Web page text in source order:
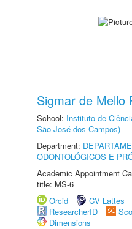
Sigmar de Mello
School: Instituto de
São José dos Campos)
Department:
ODONTOLÓGICOS E
Academic Appointment
title: MS-6
Orcid
CV Lattes
ResearcherID
Dimensions